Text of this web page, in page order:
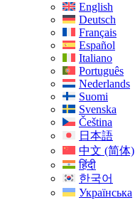
English
Deutsch
Français
Español
Italiano
Português
Nederlands
Suomi
Svenska
Čeština
日本語
中文 (简体)
हिंदी
한국어
Українська